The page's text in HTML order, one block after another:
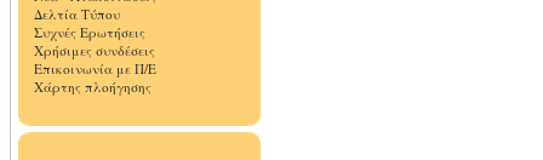
Δελτία Τύπου
Συχνές Ερωτήσεις
Χρήσιμες συνδέσεις
Επικοινωνία με Π/Ε
Χάρτης πλοήγησης